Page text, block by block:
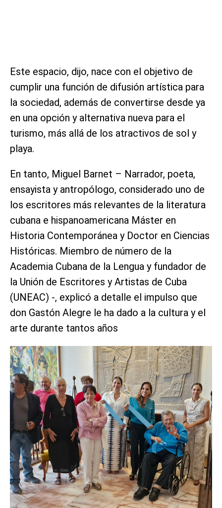
Este espacio, dijo, nace con el objetivo de
cumplir una función de difusión artística para
la sociedad, además de convertirse desde ya
en una opción y alternativa nueva para el
turismo, más allá de los atractivos de sol y
playa.
En tanto, Miguel Barnet – Narrador, poeta,
ensayista y antropólogo, considerado uno de
los escritores más relevantes de la literatura
cubana e hispanoamericana Máster en
Historia Contemporánea y Doctor en Ciencias
Históricas. Miembro de número de la
Academia Cubana de la Lengua y fundador de
la Unión de Escritores y Artistas de Cuba
(UNEAC) -, explicó a detalle el impulso que
don Gastón Alegre le ha dado a la cultura y el
arte durante tantos años